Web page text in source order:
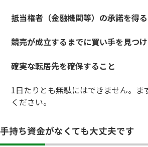
抵当権者（金融機関等）の承諾を得
競売が成立するまでに買い手を見つ
確実な転居先を確保すること
1日たりとも無駄にはできません。ま
ください。
手持ち資金がなくても大丈夫です